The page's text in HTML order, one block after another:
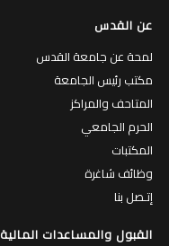
عن القدس
لمحة عن جامعة القدس
مكتب رئيس الجامعة
المتاحف والمراكز
الحرم الجامعي
المكتبات
وظائف شاغرة
إتـصل بنا
القبول والمساعدات المالية